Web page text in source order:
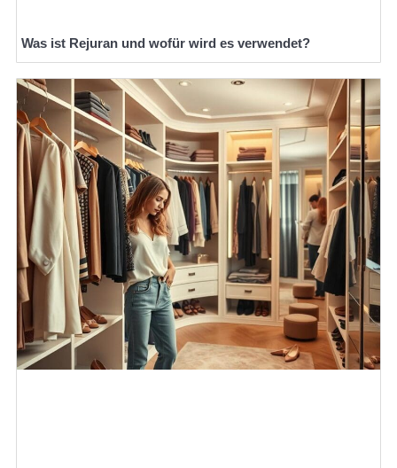
Was ist Rejuran und wofür wird es verwendet?